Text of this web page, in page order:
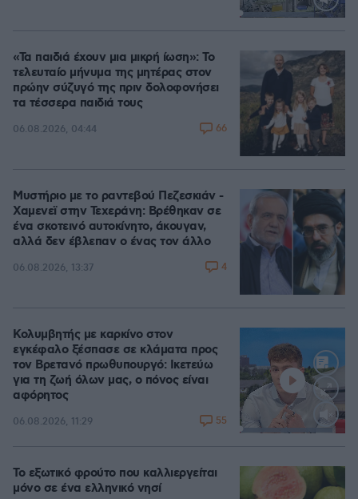
Loaded:
«Τα παιδιά έχουν μια μικρή ίωση»: Το
τελευταίο μήνυμα της μητέρας στον
πρώην σύζυγό της πριν δολοφονήσει
τα τέσσερα παιδιά τους
06.08.2026, 04:44 66
Μυστήριο με το ραντεβού Πεζεσκιάν -
Χαμενεϊ στην Τεχεράνη: Βρέθηκαν σε
ένα σκοτεινό αυτοκίνητο, άκουγαν,
αλλά δεν έβλεπαν ο ένας τον άλλο
06.08.2026, 13:37 4
Loaded
Κολυμβητής με καρκίνο στον
εγκέφαλο ξέσπασε σε κλάματα προς
τον Βρετανό πρωθυπουργό: Ικετεύω
για τη ζωή όλων μας, ο πόνος είναι
αφόρητος
06.08.2026, 11:29 55
Το εξωτικό φρούτο που καλλιεργείται
μόνο σε ένα ελληνικό νησί